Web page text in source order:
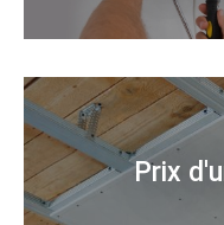
Prix